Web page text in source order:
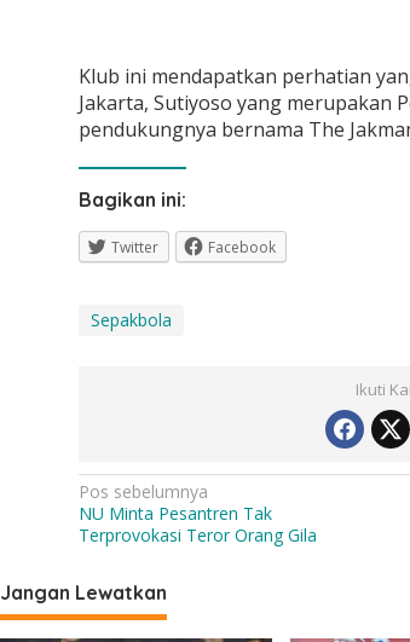
Klub ini mendapatkan perhatian
Jakarta, Sutiyoso yang merupakan
pendukungnya bernama The
Bagikan ini:
Twitter Facebook
Sepakbola
Ikuti
Navigasi
pos
Pos sebelumnya
NU Minta Pesantren Tak
Terprovokasi Teror Orang Gila
Jangan Lewatkan